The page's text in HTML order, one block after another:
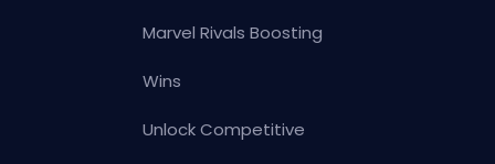
Marvel Rivals Boosting
Wins
Unlock Competitive